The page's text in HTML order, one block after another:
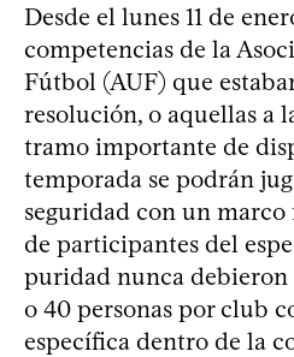
Desde el lunes 11 de
competencias de la
Fútbol (AUF) que
resolución, o aquellas a
tramo importante de
temporada se podrán
seguridad con un
de participantes del
puridad nunca debieron
o 40 personas por club
específica dentro de la